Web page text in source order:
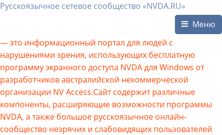
Русскоязычное сетевое сообщество «NVDA.RU»
Меню
— это информационный портал для людей с
нарушениями зрения, использующих бесплатную
программу экранного доступа NVDA для Windows от
разработчиков австралийской некоммерческой
организации NV Access.Сайт содержит различные
компоненты, расширяющие возможности программы
NVDA, а также большое русскоязычное онлайн-
сообщество незрячих и слабовидящих пользователей